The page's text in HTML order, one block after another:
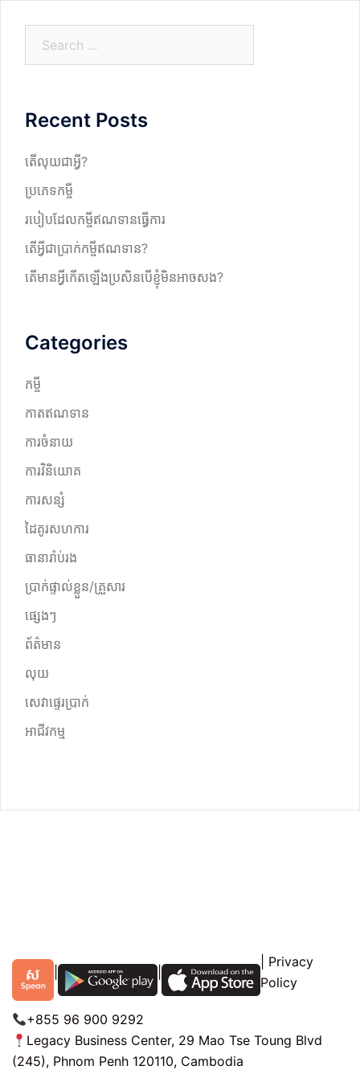
c
Recent Posts
តើលុយជាអ្វី?
ប្រភេទកម្ចី
របៀបដែលកម្ចីឥណទានធ្វើការ
តើអ្វីជាប្រាក់កម្ចីឥណទាន?
តើមានអ្វីកើតឡើងប្រសិនបើខ្ញុំមិនអាចសង?
Categories
កម្ចី
កាតឥណទាន
ការចំនាយ
ការវិនិយោគ
ការសន្សំ
ដៃគូរសហការ
ធានារ៉ាប់រង
ប្រាក់ផ្ទាល់ខ្លួន/គ្រួសារ
ផ្សេងៗ
ព័ត៌មាន
លុយ
សេវាផ្ទេរប្រាក់
អាជីវកម្ម
| |
| Privacy
Policy
+855 96 900 9292
Legacy Business Center, 29 Mao Tse Toung Blvd
(245), Phnom Penh 120110, Cambodia